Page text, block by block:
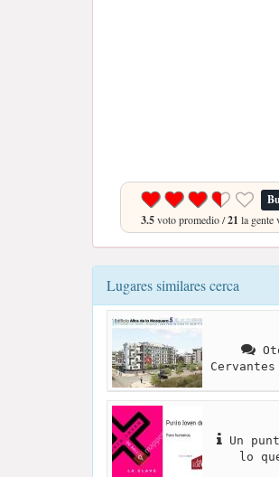
3.5voto promedio /21 la gente
Lugares similares cerca
Un
lo